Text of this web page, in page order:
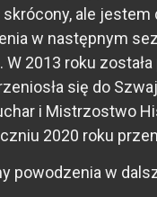
ale
w następnym
2013 roku
się do
i Mistrzostwo
2020 roku
powodzenia w